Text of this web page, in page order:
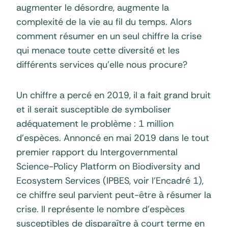
augmenter le désordre, augmente la
complexité de la vie au fil du temps. Alors
comment résumer en un seul chiffre la crise
qui menace toute cette diversité et les
différents services qu’elle nous procure?
Un chiffre a percé en 2019, il a fait grand bruit
et il serait susceptible de symboliser
adéquatement le problème : 1 million
d’espèces. Annoncé en mai 2019 dans le tout
premier rapport du Intergovernmental
Science-Policy Platform on Biodiversity and
Ecosystem Services (IPBES, voir l’Encadré 1),
ce chiffre seul parvient peut-être à résumer la
crise. Il représente le nombre d’espèces
susceptibles de disparaître à court terme en